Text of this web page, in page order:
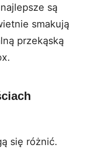
są
smakują
przekąską
się różnić.